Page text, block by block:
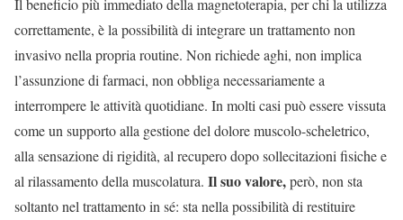
Il beneficio più immediato della magnetoterapia, per chi la utilizza
correttamente, è la possibilità di integrare un trattamento non
invasivo nella propria routine. Non richiede aghi, non implica
l’assunzione di farmaci, non obbliga necessariamente a
interrompere le attività quotidiane. In molti casi può essere vissuta
come un supporto alla gestione del dolore muscolo-scheletrico,
alla sensazione di rigidità, al recupero dopo sollecitazioni fisiche e
al rilassamento della muscolatura. Il suo valore,però, non sta
soltanto nel trattamento in sé: sta nella possibilità di restituire